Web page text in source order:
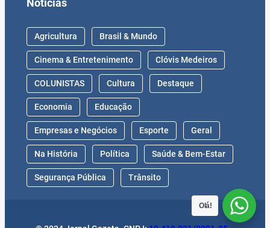
Agricultura Brasil & Mundo
Cinema & Entretenimento Clóvis Medeiros
COLUNISTAS Cultura Destaque
Economia Educação
Empresas e Negócios Esporte Geral
Na História Política Saúde & Bem-Estar
Segurança Pública Trânsito
Olá!